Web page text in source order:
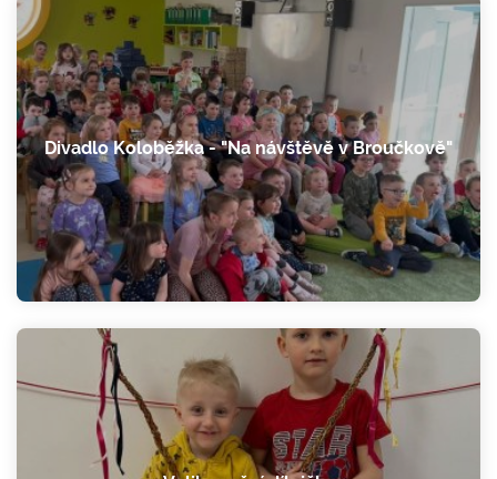
Divadlo Koloběžka - "Na návštěvě v Broučkově"